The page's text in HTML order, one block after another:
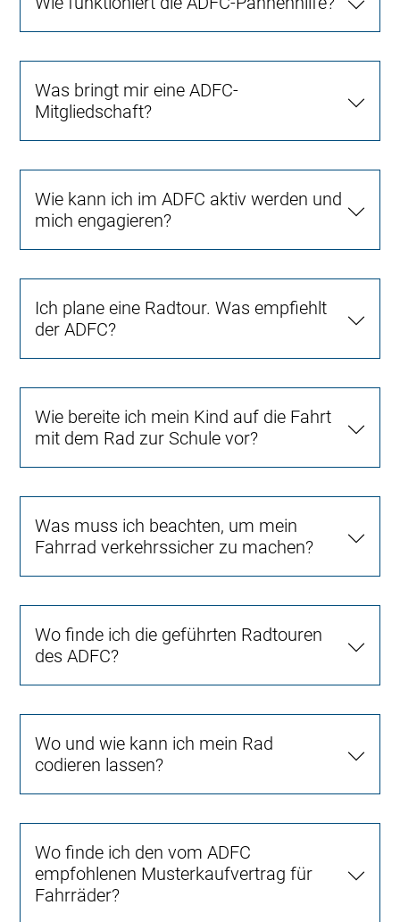
Was bringt mir eine ADFC-
Mitgliedschaft?
Wie kann ich im ADFC aktiv werden und
mich engagieren?
Ich plane eine Radtour. Was empfiehlt
der ADFC?
Wie bereite ich mein Kind auf die Fahrt
mit dem Rad zur Schule vor?
Was muss ich beachten, um mein
Fahrrad verkehrssicher zu machen?
Wo finde ich die geführten Radtouren
des ADFC?
Wo und wie kann ich mein Rad
codieren lassen?
Wo finde ich den vom ADFC
empfohlenen Musterkaufvertrag für
Fahrräder?